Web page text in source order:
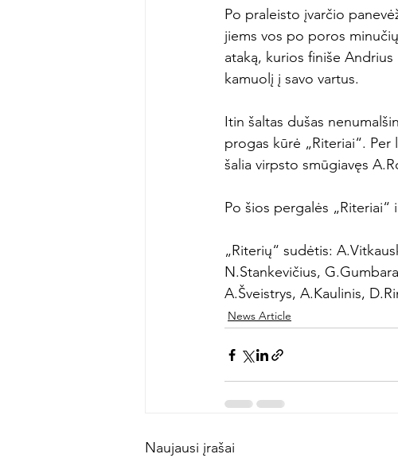
Po praleisto įvarčio
jiems vos po poros
ataką, kurios finiše
kamuolį į savo vartus.
Itin šaltas dušas
progas kūrė „Riteriai“.
šalia virpsto smūgiavęs
Po šios pergalės
„Riterių“ sudėtis:
N.Stankevičius,
A.Šveistrys, A.Kaulinis,
News Article
Naujausi įrašai